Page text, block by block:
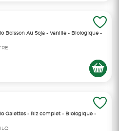
Boisson Au Soja - Vanille - Biologique -
Galettes - Riz complet - Biologique -